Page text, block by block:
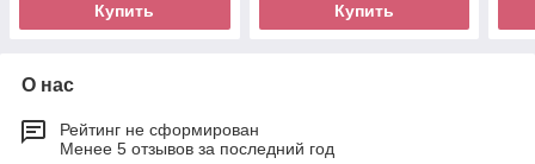
Купить Купить
О нас
Рейтинг не сформирован
Менее 5 отзывов за последний год